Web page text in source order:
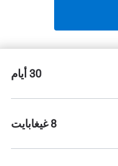
30 أيام
8 غيغابايت